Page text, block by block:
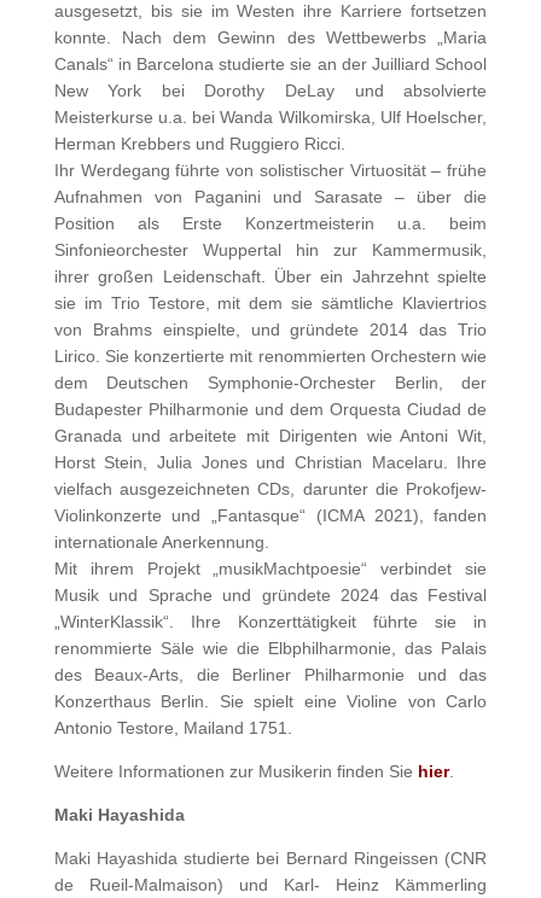
ausgesetzt, bis sie im Westen ihre Karriere fortsetzen
konnte. Nach dem Gewinn des Wettbewerbs „Maria
Canals“ in Barcelona studierte sie an der Juilliard School
New York bei Dorothy DeLay und absolvierte
Meisterkurse u.a. bei Wanda Wilkomirska, Ulf Hoelscher,
Herman Krebbers und Ruggiero Ricci.
Ihr Werdegang führte von solistischer Virtuosität – frühe
Aufnahmen von Paganini und Sarasate – über die
Position als Erste Konzertmeisterin u.a. beim
Sinfonieorchester Wuppertal hin zur Kammermusik,
ihrer großen Leidenschaft. Über ein Jahrzehnt spielte
sie im Trio Testore, mit dem sie sämtliche Klaviertrios
von Brahms einspielte, und gründete 2014 das Trio
Lirico. Sie konzertierte mit renommierten Orchestern wie
dem Deutschen Symphonie-Orchester Berlin, der
Budapester Philharmonie und dem Orquesta Ciudad de
Granada und arbeitete mit Dirigenten wie Antoni Wit,
Horst Stein, Julia Jones und Christian Macelaru. Ihre
vielfach ausgezeichneten CDs, darunter die Prokofjew-
Violinkonzerte und „Fantasque“ (ICMA 2021), fanden
internationale Anerkennung.
Mit ihrem Projekt „musikMachtpoesie“ verbindet sie
Musik und Sprache und gründete 2024 das Festival
„WinterKlassik“. Ihre Konzerttätigkeit führte sie in
renommierte Säle wie die Elbphilharmonie, das Palais
des Beaux-Arts, die Berliner Philharmonie und das
Konzerthaus Berlin. Sie spielt eine Violine von Carlo
Antonio Testore, Mailand 1751.
Weitere Informationen zur Musikerin finden Sie hier.
Maki Hayashida
Maki Hayashida studierte bei Bernard Ringeissen (CNR
de Rueil-Malmaison) und Karl- Heinz Kämmerling